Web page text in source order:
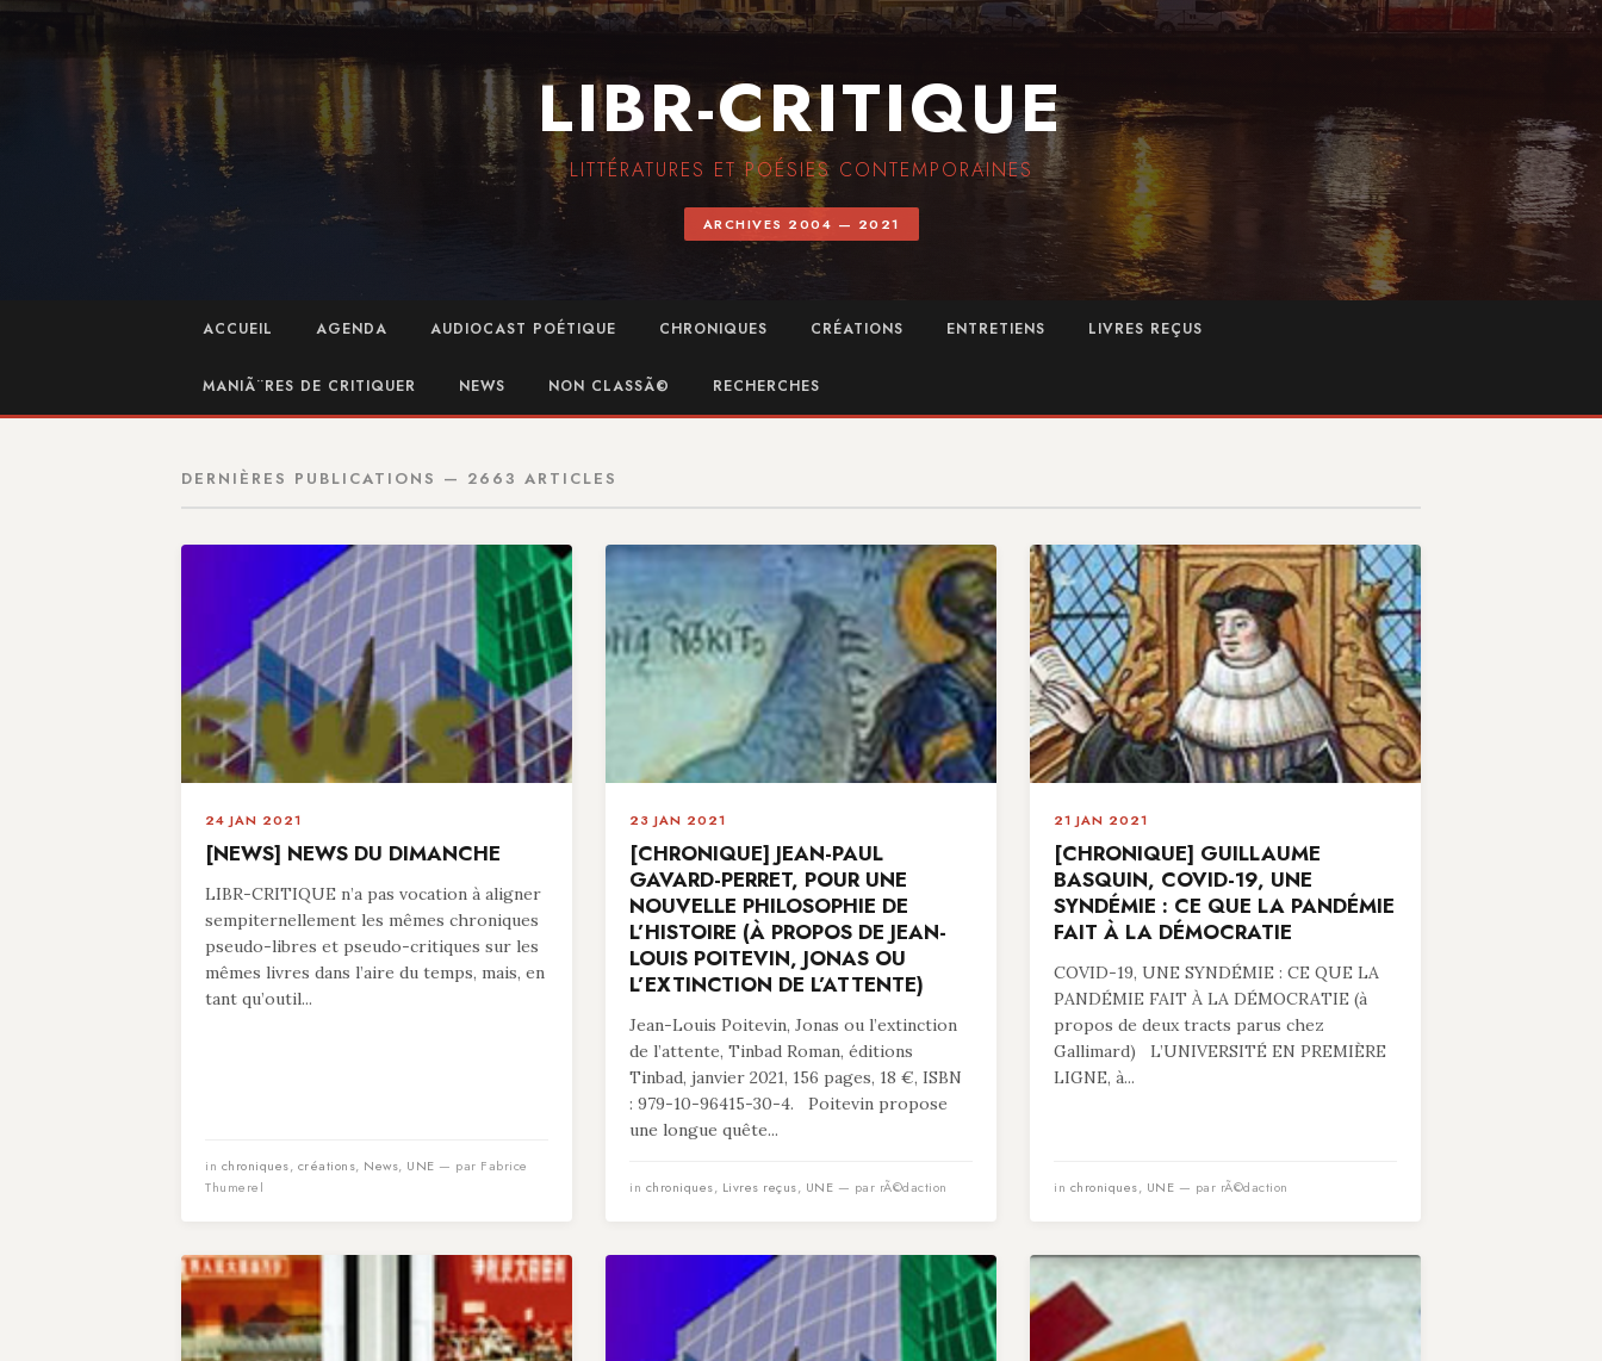
LIBR-CRITIQUE
LITTÉRATURES ET POÉSIES CONTEMPORAINES
ARCHIVES 2004 — 2021
ACCUEIL AGENDA AUDIOCAST POÉTIQUE CHRONIQUES CRÉATIONS ENTRETIENS LIVRES REÇUS
MANIÃ¨RES DE CRITIQUER NEWS NON CLASSÃ© RECHERCHES
DERNIÈRES PUBLICATIONS — 2663 ARTICLES
24 JAN 2021
[NEWS] NEWS DU DIMANCHE
LIBR-CRITIQUE n’a pas vocation à aligner
sempiternellement les mêmes chroniques
pseudo-libres et pseudo-critiques sur les
mêmes livres dans l’aire du temps, mais, en
tant qu’outil...
in chroniques, créations, News, UNE — par Fabrice
Thumerel
23 JAN 2021
[CHRONIQUE] JEAN-PAUL
GAVARD-PERRET, POUR UNE
NOUVELLE PHILOSOPHIE DE
L’HISTOIRE (À PROPOS DE JEAN-
LOUIS POITEVIN, JONAS OU
L’EXTINCTION DE L’ATTENTE)
Jean-Louis Poitevin, Jonas ou l’extinction
de l’attente, Tinbad Roman, éditions
Tinbad, janvier 2021, 156 pages, 18 €, ISBN
: 979-10-96415-30-4. Poitevin propose
une longue quête...
in chroniques, Livres reçus, UNE — par rÃ©daction
21 JAN 2021
[CHRONIQUE] GUILLAUME
BASQUIN, COVID-19, UNE
SYNDÉMIE : CE QUE LA PANDÉMIE
FAIT À LA DÉMOCRATIE
COVID-19, UNE SYNDÉMIE : CE QUE LA
PANDÉMIE FAIT À LA DÉMOCRATIE (à
propos de deux tracts parus chez
Gallimard) L’UNIVERSITÉ EN PREMIÈRE
LIGNE, à...
in chroniques, UNE — par rÃ©daction